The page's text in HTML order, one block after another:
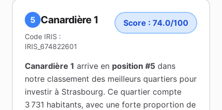
5 Canardière 1
Code IRIS :
IRIS_674822601
Score : 74.0/100
Canardière 1 arrive en position #5 dans
notre classement des meilleurs quartiers pour
investir à Strasbourg. Ce quartier compte
3 731 habitants, avec une forte proportion de